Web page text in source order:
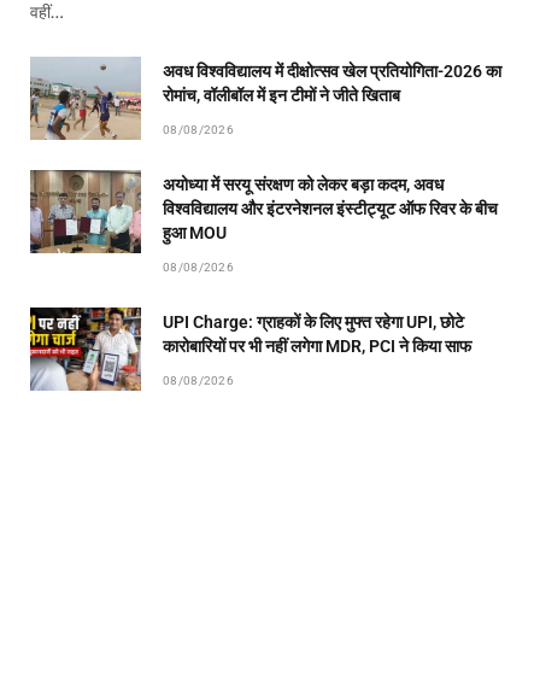
वहीं…
अवध विश्वविद्यालय में दीक्षोत्सव खेल प्रतियोगिता-2026 का
रोमांच, वॉलीबॉल में इन टीमों ने जीते खिताब
08/08/2026
अयोध्या में सरयू संरक्षण को लेकर बड़ा कदम, अवध
विश्वविद्यालय और इंटरनेशनल इंस्टीट्यूट ऑफ रिवर के बीच
हुआ MOU
08/08/2026
UPI Charge: ग्राहकों के लिए मुफ्त रहेगा UPI, छोटे
कारोबारियों पर भी नहीं लगेगा MDR, PCI ने किया साफ
08/08/2026